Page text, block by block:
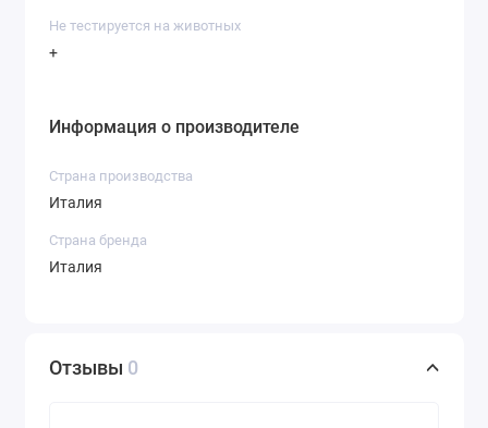
Не тестируется на животных
+
Информация о производителе
Страна производства
Италия
Страна бренда
Италия
Отзывы 0